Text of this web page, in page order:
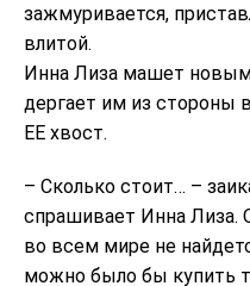
зажмуривается,
влитой.
Инна Лиза машет
дергает им из стороны
ЕЕ хвост.
– Сколько стоит… –
спрашивает Инна Лиза.
во всем мире не
можно было бы купить